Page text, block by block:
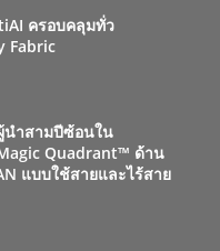
ครอบคลุมทั่ว
Fabric
นำสามปีซ้อนใน
Quadrant™ ด้าน
แบบใช้สายและไร้สาย